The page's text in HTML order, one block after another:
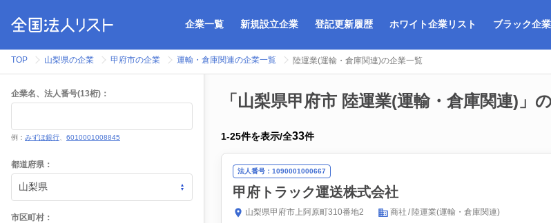
企業一覧 新規設立企業 登記更新履歴 ホワイト企業リスト ブラック企
TOP 山梨県の企業 甲府市の企業 運輸・倉庫関連の企業一覧 陸運業(運輸・倉庫関連)の企業一覧
企業名、法人番号(13桁)：
例： みずほ銀行 6010001008845
都道府県：
市区町村：
「山梨県甲府市 陸運業(運輸・倉庫関連)」
1-25件を表示/全33件
法人番号：1090001000667
甲府トラック運送株式会社
山梨県甲府市上阿原町310番地2 商社 陸運業(運輸・倉庫関連)